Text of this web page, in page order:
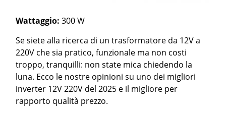
Wattaggio:300 W
Se siete alla ricerca di un trasformatore da 12V a
220V che sia pratico, funzionale ma non costi
troppo, tranquilli: non state mica chiedendo la
luna. Ecco le nostre opinioni su uno dei migliori
inverter 12V 220V del 2025 e il migliore per
rapporto qualità prezzo.